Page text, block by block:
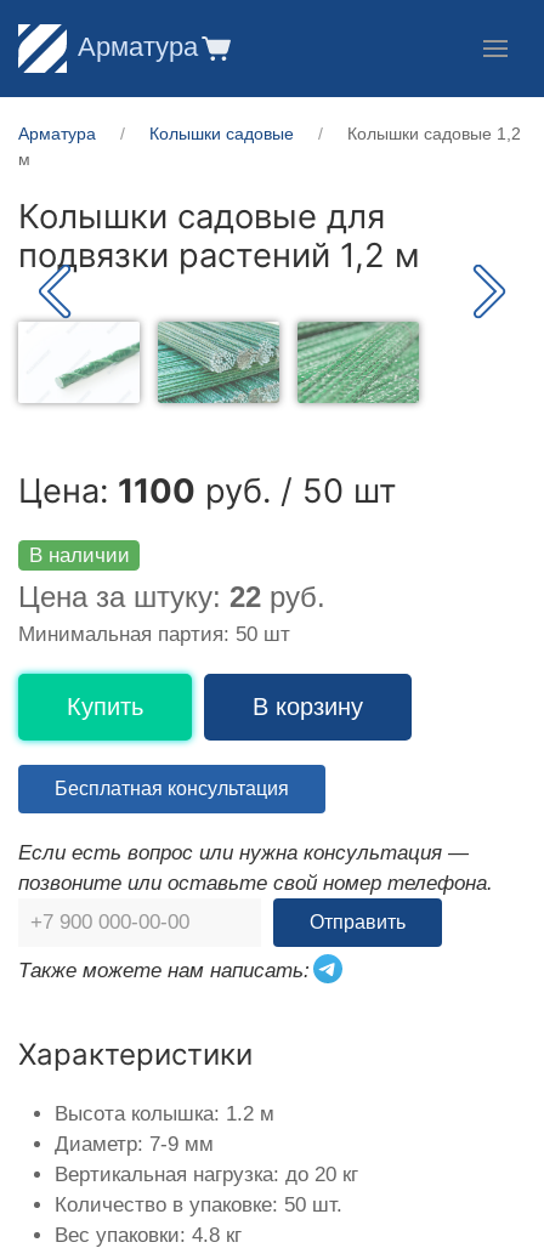
Арматура
Арматура Колышки садовые
Колышки садовые 1,2
м
Колышки садовые для
подвязки растений 1,2 м
Цена: 1100 руб. / 50 шт
В наличии
Цена за штуку: 22 руб.
Минимальная партия: 50 шт
Купить В корзину
Бесплатная консультация
Если есть вопрос или нужна консультация —
позвоните или оставьте свой номер телефона.
Отправить
Также можете нам написать:
Характеристики
Высота колышка: 1.2 м
Диаметр: 7-9 мм
Вертикальная нагрузка: до 20 кг
Количество в упаковке: 50 шт.
Вес упаковки: 4.8 кг